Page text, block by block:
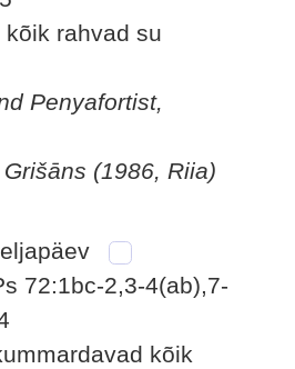
rahvad su
Penyafortist,
(1986, Riia)
72:1bc-2,3-4(ab),7-
kõik